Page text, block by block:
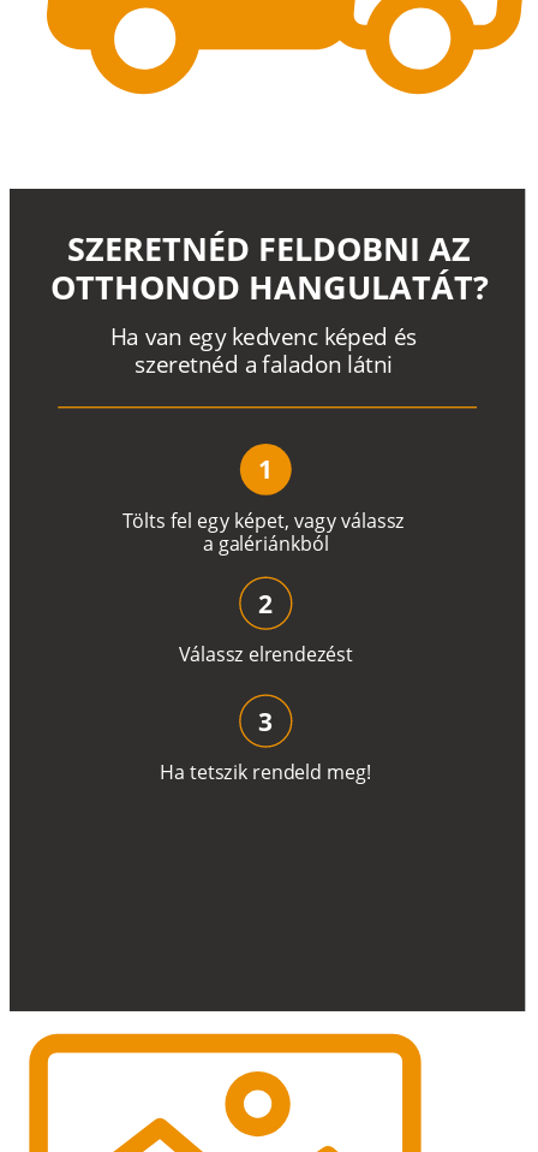
Tölts fel egy képet, vagyválassz
a galériánkból
Ha van egy kedvenc képed és
szeretnéd a faladon látni
SZERETNÉD FELDOBNI AZ
OTTHONOD HANGULATÁT?
1
Válassz elrendezést
2
Ha tetszik rendeld meg!
3